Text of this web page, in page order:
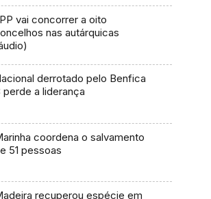
vai concorrer a oito
nas autárquicas
derrotado pelo Benfica
perde a liderança
coordena o salvamento
51 pessoas
recuperou espécie em